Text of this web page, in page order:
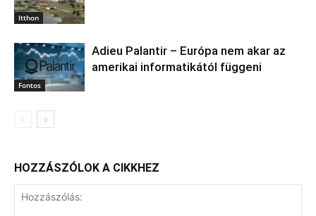
Itthon
Fontos
Adieu Palantir – Európa nem akar az
amerikai informatikától függeni
HOZZÁSZÓLOK A CIKKHEZ